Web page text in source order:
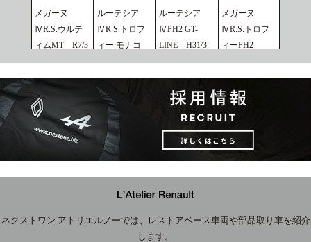
メガーヌ
ⅣR.S.ウルテ
ィムMT R7/3
2026.07.02
ルーテシア
ⅣR.S.トロフ
ィー モナコ
GP H29/3
2026.02.25
ルーテシア
ⅣPH2 GT-
LINE H31/3
2026.02.25
メガーヌ
ⅣR.S.トロフ
ィーPH2
R5/6
2026.02.25
ネクストワン アトリエルノーでは、レストアベース車両や部品取り車を紹介
します。